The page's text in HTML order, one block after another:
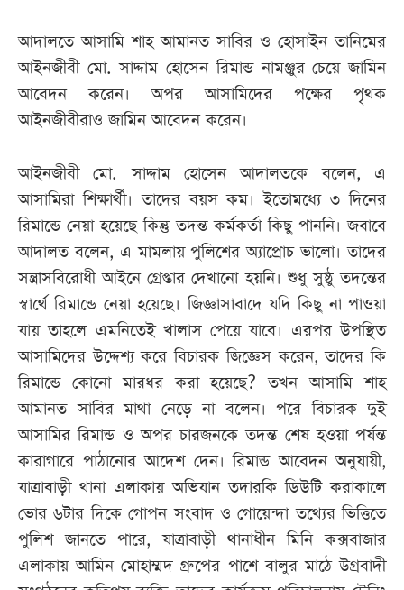
আদালতে আসামি শাহ আমানত সাবির ও হোসাইন তানিমের
আইনজীবী মো. সাদ্দাম হোসেন রিমান্ড নামঞ্জুর চেয়ে জামিন
আবেদন করেন। অপর আসামিদের পক্ষের পৃথক
আইনজীবীরাও জামিন আবেদন করেন।
আইনজীবী মো. সাদ্দাম হোসেন আদালতকে বলেন, এ
আসামিরা শিক্ষার্থী। তাদের বয়স কম। ইতোমধ্যে ৩ দিনের
রিমান্ডে নেয়া হয়েছে কিন্তু তদন্ত কর্মকর্তা কিছু পাননি। জবাবে
আদালত বলেন, এ মামলায় পুলিশের অ্যাপ্রোচ ভালো। তাদের
সন্ত্রাসবিরোধী আইনে গ্রেপ্তার দেখানো হয়নি। শুধু সুষ্ঠু তদন্তের
স্বার্থে রিমান্ডে নেয়া হয়েছে। জিজ্ঞাসাবাদে যদি কিছু না পাওয়া
যায় তাহলে এমনিতেই খালাস পেয়ে যাবে। এরপর উপস্থিত
আসামিদের উদ্দেশ্য করে বিচারক জিজ্ঞেস করেন, তাদের কি
রিমান্ডে কোনো মারধর করা হয়েছে? তখন আসামি শাহ
আমানত সাবির মাথা নেড়ে না বলেন। পরে বিচারক দুই
আসামির রিমান্ড ও অপর চারজনকে তদন্ত শেষ হওয়া পর্যন্ত
কারাগারে পাঠানোর আদেশ দেন। রিমান্ড আবেদন অনুযায়ী,
যাত্রাবাড়ী থানা এলাকায় অভিযান তদারকি ডিউটি করাকালে
ভোর ৬টার দিকে গোপন সংবাদ ও গোয়েন্দা তথ্যের ভিত্তিতে
পুলিশ জানতে পারে, যাত্রাবাড়ী থানাধীন মিনি কক্সবাজার
এলাকায় আমিন মোহাম্মদ গ্রুপের পাশে বালুর মাঠে উগ্রবাদী